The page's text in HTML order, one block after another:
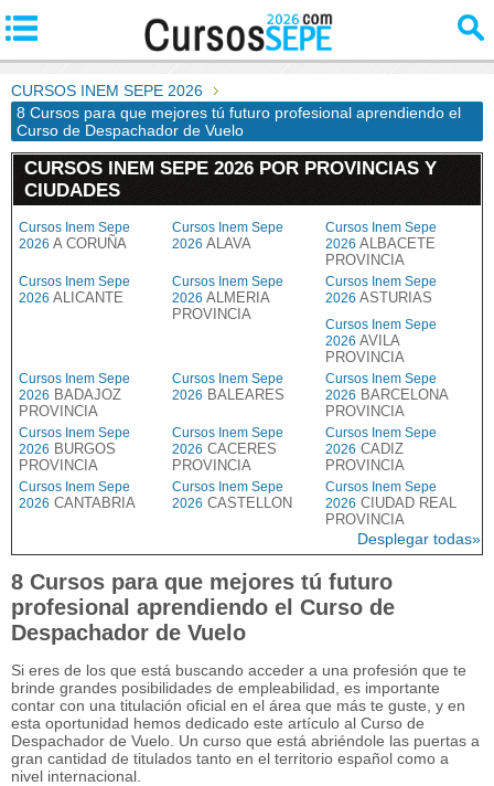
CURSOS INEM SEPE 2026
8 Cursos para que mejores tú futuro profesional aprendiendo el
Curso de Despachador de Vuelo
CURSOS INEM SEPE 2026 POR PROVINCIAS Y
CIUDADES
Cursos Inem Sepe
2026 A CORUÑA
Cursos Inem Sepe
2026 ALAVA
Cursos Inem Sepe
2026 ALBACETE
PROVINCIA
Cursos Inem Sepe
2026 ALICANTE
Cursos Inem Sepe
2026 ALMERIA
PROVINCIA
Cursos Inem Sepe
2026 ASTURIAS
Cursos Inem Sepe
2026 AVILA
PROVINCIA
Cursos Inem Sepe
2026 BADAJOZ
PROVINCIA
Cursos Inem Sepe
2026 BALEARES
Cursos Inem Sepe
2026 BARCELONA
PROVINCIA
Cursos Inem Sepe
2026 BURGOS
PROVINCIA
Cursos Inem Sepe
2026 CACERES
PROVINCIA
Cursos Inem Sepe
2026 CADIZ
PROVINCIA
Cursos Inem Sepe
2026 CANTABRIA
Cursos Inem Sepe
2026 CASTELLON
Cursos Inem Sepe
2026 CIUDAD REAL
PROVINCIA
Desplegar todas»
8 Cursos para que mejores tú futuro
profesional aprendiendo el Curso de
Despachador de Vuelo
Si eres de los que está buscando acceder a una profesión que te
brinde grandes posibilidades de empleabilidad, es importante
contar con una titulación oficial en el área que más te guste, y en
esta oportunidad hemos dedicado este artículo al Curso de
Despachador de Vuelo. Un curso que está abriéndole las puertas a
gran cantidad de titulados tanto en el territorio español como a
nivel internacional.